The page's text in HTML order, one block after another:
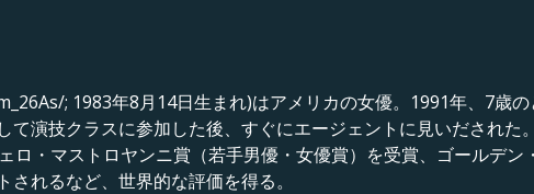
; 1983年8月14日生まれ)はアメリカの女優。1991年、7歳
て演技クラスに参加した後、すぐにエージェントに見いだされた
ロ・マストロヤンニ賞（若手男優・女優賞）を受賞、ゴールデ
れるなど、世界的な評価を得る。